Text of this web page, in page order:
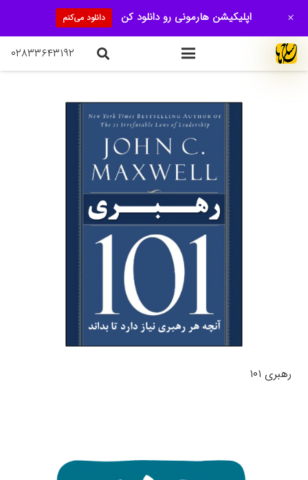
۰۲۸۳۳۶۴۳۱۹۲
رهبری ۱۰۱
اپلیکیشن هارمونی رو دانلود کن دانلود می‌کنم +